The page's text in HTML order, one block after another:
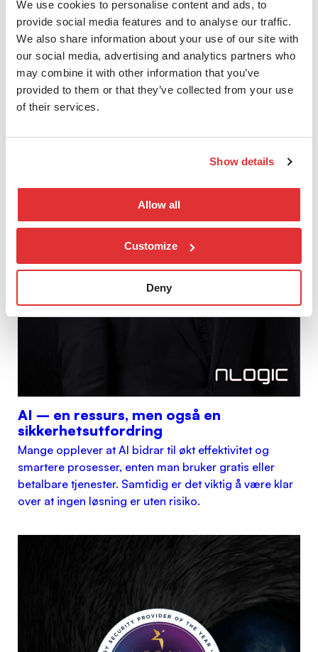
We use cookies to personalise content and ads, to
provide social media features and to analyse our traffic.
We also share information about your use of our site with
our social media, advertising and analytics partners who
may combine it with other information that you’ve
provided to them or that they’ve collected from your use
of their services.
Show details
Allow all
Customize
Deny
Elite-statusen er den høyeste partnerklassifiseringen
hos Arista, og gis kun til partnere som kan
dokumentere dyp kompetanse, sterke
kundereferanser og evnen til å levere komplekse
prosjekter på høyt nivå.
AI – en ressurs, men også en
sikkerhetsutfordring
Mange opplever at AI bidrar til økt effektivitet og
smartere prosesser, enten man bruker gratis eller
betalbare tjenester. Samtidig er det viktig å være klar
over at ingen løsning er uten risiko.